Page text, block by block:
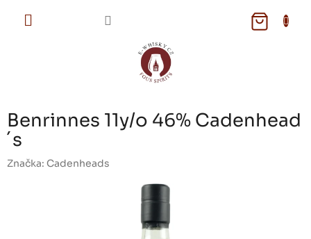
NÁKUPNÍ
Benrinnes 11y/o 46% Cadenhead
´s
Značka: Cadenheads